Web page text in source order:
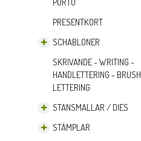
PRESENTKORT
SCHABLONER
SKRIVANDE - WRITING -
HANDLETTERING - BRUSH
LETTERING
STANSMALLAR / DIES
STÄMPLAR